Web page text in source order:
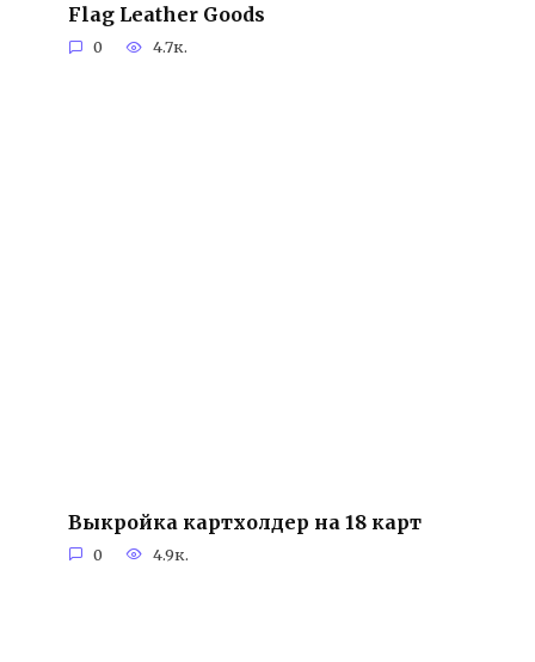
Flag Leather Goods
0 4.7к.
Выкройка картхолдер на 18 карт
0 4.9к.